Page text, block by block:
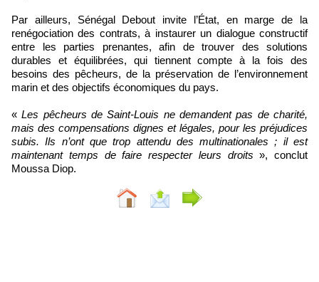
Par ailleurs, Sénégal Debout invite l’État, en marge de la
renégociation des contrats, à instaurer un dialogue constructif
entre les parties prenantes, afin de trouver des solutions
durables et équilibrées, qui tiennent compte à la fois des
besoins des pêcheurs, de la préservation de l’environnement
marin et des objectifs économiques du pays.
«Les pêcheurs de Saint-Louis ne demandent pas de charité,
mais des compensations dignes et légales, pour les préjudices
subis. Ils n’ont que trop attendu des multinationales ; il est
maintenant temps de faire respecter leurs droits », conclut
Moussa Diop.